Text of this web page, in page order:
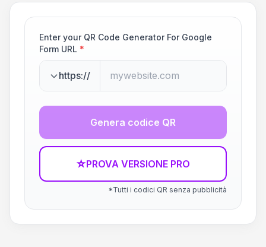
Enter your QR Code Generator For Google
Form URL *
https://
Genera codice QR
☆PROVA VERSIONE PRO
*Tutti i codici QR senza pubblicità